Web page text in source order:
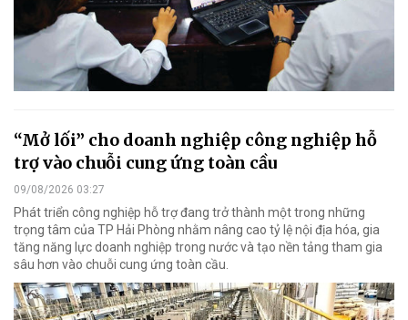
“Mở lối” cho doanh nghiệp công nghiệp hỗ
trợ vào chuỗi cung ứng toàn cầu
09/08/2026 03:27
Phát triển công nghiệp hỗ trợ đang trở thành một trong những
trọng tâm của TP Hải Phòng nhằm nâng cao tỷ lệ nội địa hóa, gia
tăng năng lực doanh nghiệp trong nước và tạo nền tảng tham gia
sâu hơn vào chuỗi cung ứng toàn cầu.